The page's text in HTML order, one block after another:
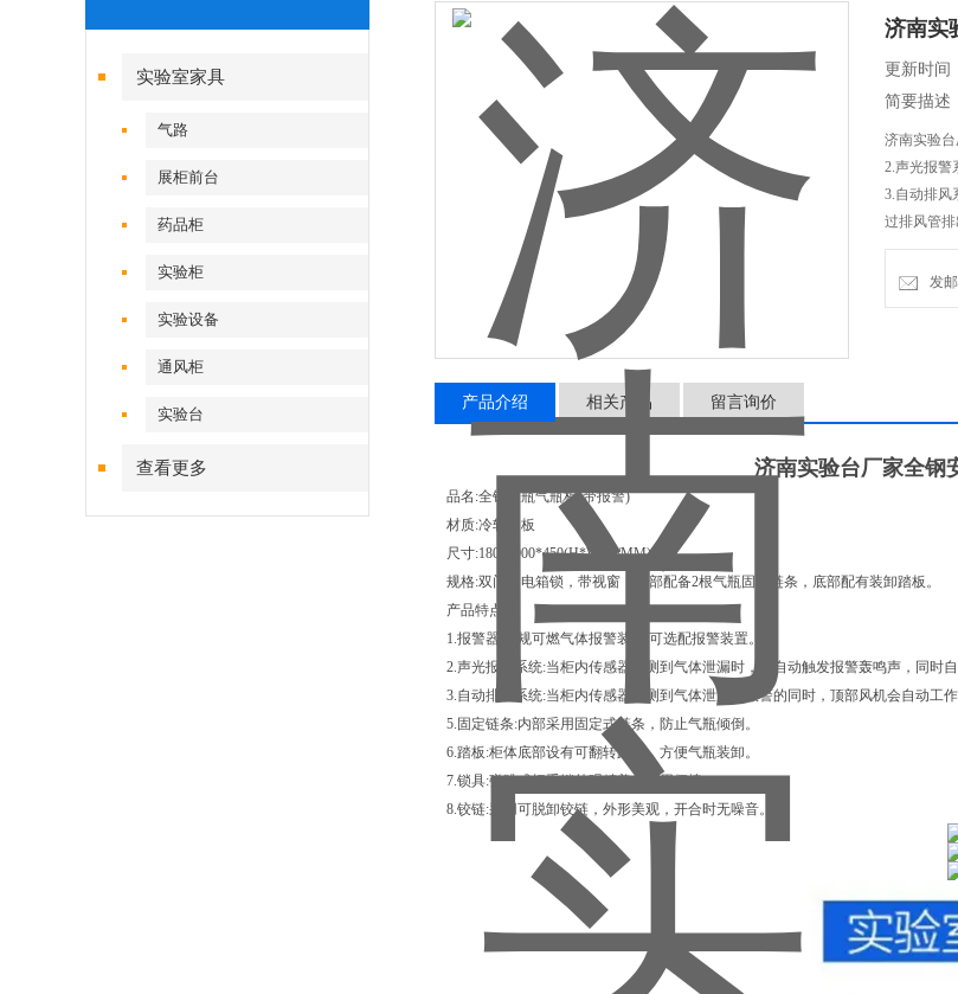
实验室家具
气路
展柜前台
药品柜
实验柜
实验设备
通风柜
实验台
查看更多
济南实
更新时间
简要描述
济南实验
2.声光报警
3.自动排风
过排风管排
发
产品介绍 相关产品 留言询价
济南实验台厂家全钢
品名:全钢双瓶气瓶柜(带报警)
材质:冷轧钢板
尺寸:1800*900*450(H*W*D/MM)
规格:双门，电箱锁，带视窗，内部配备2根气瓶固定链条，底部配有装卸踏板。
产品特点:
1.报警器:常规可燃气体报警装置;可选配报警装置。
2.声光报警系统:当柜内传感器检测到气体泄漏时，会自动触发报警轰鸣声，同时自
3.自动排风系统:当柜内传感器检测到气体泄漏并报警的同时，顶部风机会自动工
5.固定链条:内部采用固定式链条，防止气瓶倾倒。
6.踏板:柜体底部设有可翻转踏板，方便气瓶装卸。
7.锁具:弹跳式把手锁外观精美，使用便捷。
8.铰链:采用可脱卸铰链，外形美观，开合时无噪音。